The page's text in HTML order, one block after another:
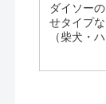
ダイソー
せタイプ
（柴犬・